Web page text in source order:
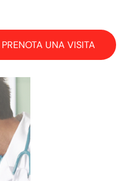
PRENOTA UNA VISITA